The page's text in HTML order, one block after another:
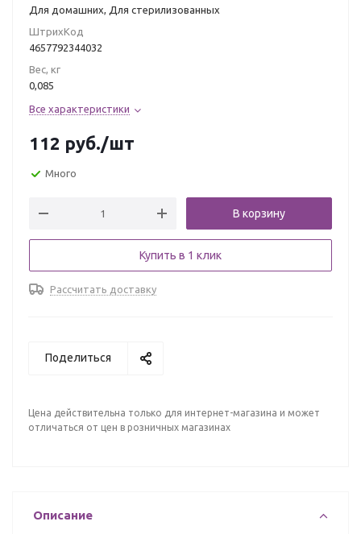
Для домашних, Для стерилизованных
ШтрихКод
4657792344032
Вес, кг
0,085
Все характеристики
112 руб./шт
Много
В корзину
Купить в 1 клик
Рассчитать доставку
Поделиться
Цена действительна только для интернет-магазина и может
отличаться от цен в розничных магазинах
Описание